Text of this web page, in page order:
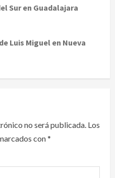
Sur en Guadalajara
Luis Miguel en Nueva
no será publicada. Los
con*